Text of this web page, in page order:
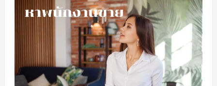
ดี
ใน
การ
งานprogrammerเพื่อ
ประสิทธิภาพ